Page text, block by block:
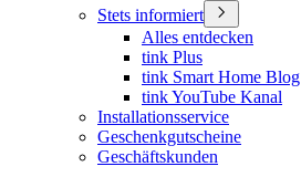
Stets informiert
Alles entdecken
tink Plus
tink Smart Home Blog
tink YouTube Kanal
Installationsservice
Geschenkgutscheine
Geschäftskunden